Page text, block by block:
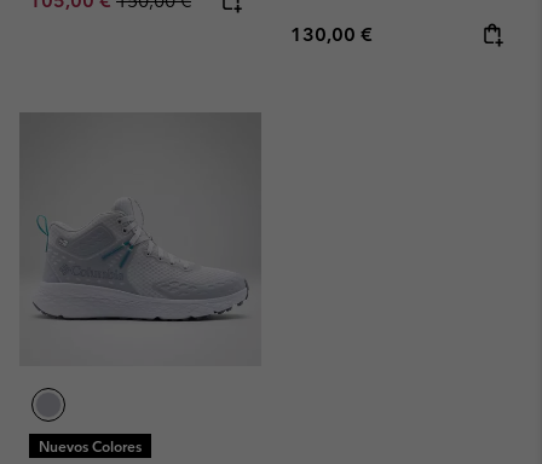
Regular price:
130,00 €
Nuevos Colores